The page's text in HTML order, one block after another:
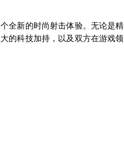
全新的时尚射击体验。无论是精
的科技加持，以及双方在游戏领